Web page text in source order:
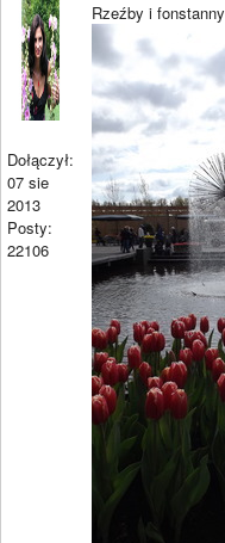
Dołączył:
07 sie
2013
Posty:
22106
Rzeźby i fonstanny